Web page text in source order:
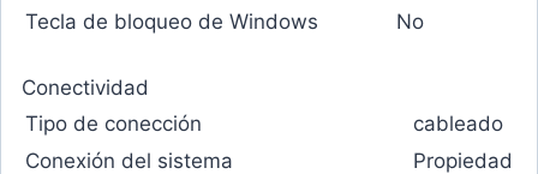
Tecla de bloqueo de Windows
No
Conectividad
Tipo de conección
cableado
Conexión del sistema
Propiedad